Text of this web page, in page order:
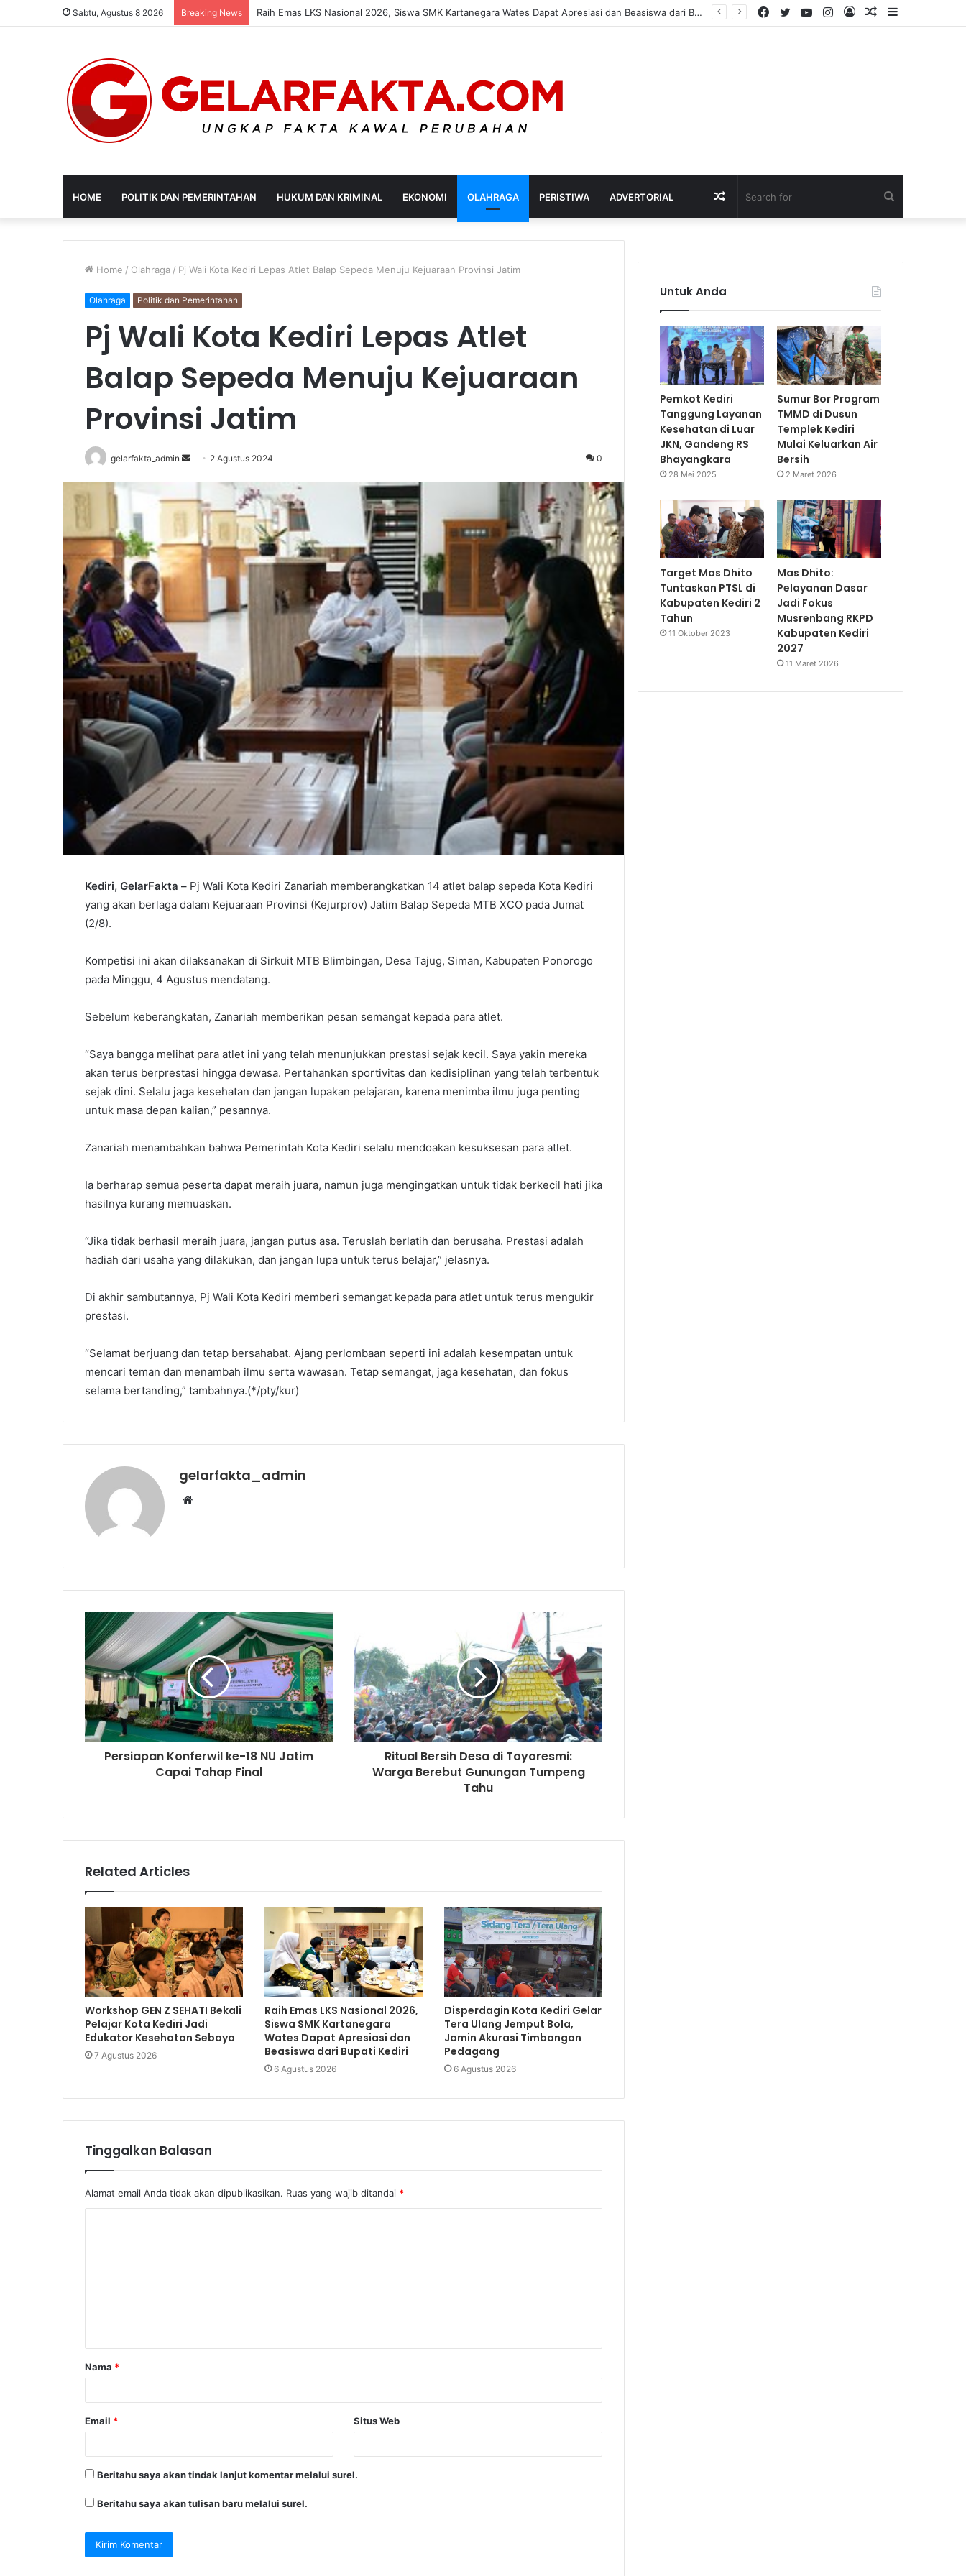
Sabtu, Agustus 8 2026 Breaking News Raih Emas LKS Nasional 2026, Siswa SMK Kartanegara Wates Dapat Apresiasi dan Beasiswa dari Bupati Kediri Sidebar
Random
Log
Instagram
YouTube
Twitter
Facebook
HOME POLITIK DAN PEMERINTAHAN HUKUM DAN KRIMINAL EKONOMI OLAHRAGA PERISTIWA ADVERTORIAL Random
Home / Olahraga / Pj Wali Kota Kediri Lepas Atlet Balap Sepeda Menuju Kejuaraan Provinsi Jatim
Olahraga Politik dan Pemerintahan
Pj Wali Kota Kediri Lepas Atlet
Balap Sepeda Menuju Kejuaraan
Provinsi Jatim
gelarfakta_admin
Send 2 Agustus 2024 0
Kediri, GelarFakta – Pj Wali Kota Kediri Zanariah memberangkatkan 14 atlet balap sepeda Kota Kediri
yang akan berlaga dalam Kejuaraan Provinsi (Kejurprov) Jatim Balap Sepeda MTB XCO pada Jumat
(2/8).
Kompetisi ini akan dilaksanakan di Sirkuit MTB Blimbingan, Desa Tajug, Siman, Kabupaten Ponorogo
pada Minggu, 4 Agustus mendatang.
Sebelum keberangkatan, Zanariah memberikan pesan semangat kepada para atlet.
“Saya bangga melihat para atlet ini yang telah menunjukkan prestasi sejak kecil. Saya yakin mereka
akan terus berprestasi hingga dewasa. Pertahankan sportivitas dan kedisiplinan yang telah terbentuk
sejak dini. Selalu jaga kesehatan dan jangan lupakan pelajaran, karena menimba ilmu juga penting
untuk masa depan kalian,” pesannya.
Zanariah menambahkan bahwa Pemerintah Kota Kediri selalu mendoakan kesuksesan para atlet.
Ia berharap semua peserta dapat meraih juara, namun juga mengingatkan untuk tidak berkecil hati jika
hasilnya kurang memuaskan.
“Jika tidak berhasil meraih juara, jangan putus asa. Teruslah berlatih dan berusaha. Prestasi adalah
hadiah dari usaha yang dilakukan, dan jangan lupa untuk terus belajar,” jelasnya.
Di akhir sambutannya, Pj Wali Kota Kediri memberi semangat kepada para atlet untuk terus mengukir
prestasi.
“Selamat berjuang dan tetap bersahabat. Ajang perlombaan seperti ini adalah kesempatan untuk
mencari teman dan menambah ilmu serta wawasan. Tetap semangat, jaga kesehatan, dan fokus
selama bertanding,” tambahnya.(*/pty/kur)
gelarfakta_admin
Website
Persiapan Konferwil ke-18 NU Jatim
Capai Tahap Final
Ritual Bersih Desa di Toyoresmi:
Warga Berebut Gunungan Tumpeng
Tahu
Related Articles
Workshop GEN Z SEHATI Bekali
Pelajar Kota Kediri Jadi
Edukator Kesehatan Sebaya
7 Agustus 2026
Raih Emas LKS Nasional 2026,
Siswa SMK Kartanegara
Wates Dapat Apresiasi dan
Beasiswa dari Bupati Kediri
6 Agustus 2026
Disperdagin Kota Kediri Gelar
Tera Ulang Jemput Bola,
Jamin Akurasi Timbangan
Pedagang
6 Agustus 2026
Tinggalkan Balasan
Alamat email Anda tidak akan dipublikasikan. Ruas yang wajib ditandai *
a
r
Nama *
Email * Situs Web
Beritahu saya akan tindak lanjut komentar melalui surel.
Beritahu saya akan tulisan baru melalui surel.
Untuk Anda
Pemkot Kediri
Tanggung Layanan
Kesehatan di Luar
JKN, Gandeng RS
Bhayangkara
28 Mei 2025
Sumur Bor Program
TMMD di Dusun
Templek Kediri
Mulai Keluarkan Air
Bersih
2 Maret 2026
Target Mas Dhito
Tuntaskan PTSL di
Kabupaten Kediri 2
Tahun
11 Oktober 2023
Mas Dhito:
Pelayanan Dasar
Jadi Fokus
Musrenbang RKPD
Kabupaten Kediri
2027
11 Maret 2026